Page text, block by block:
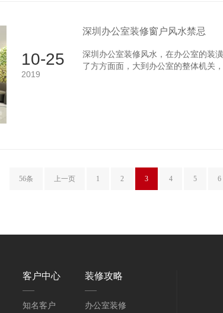
10-25
2019
深圳办公室装修窗户风水禁忌
深圳办公室装修风水，在办公室的装
了方方面面，大到办公室的整体机关
56条 上一页 1 2 3 4 5 6
客户中心
知名客户
装修攻略
办公室装修